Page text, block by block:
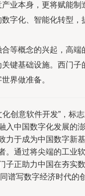
产业本身，更将赋能制
字化、智能化转型，
合等概念的兴起，高端
键基础设施。西门子
界做准备。
创意软件开发”，标
入中国数字化发展的澎
力于成为中国数字新基
。通过将尖端的工业软
子正助力中国在夯实数
谱写数字经济时代的